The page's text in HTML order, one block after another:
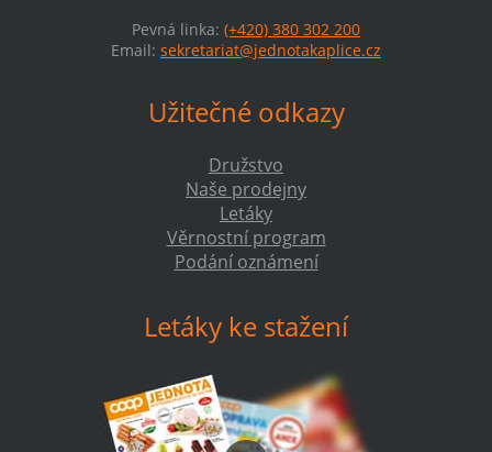
Pevná linka: (+420) 380 302 200
Email: sekretariat@jednotakaplice.cz
Užitečné odkazy
Družstvo
Naše prodejny
Letáky
Věrnostní program
Podání oznámení
Letáky ke stažení